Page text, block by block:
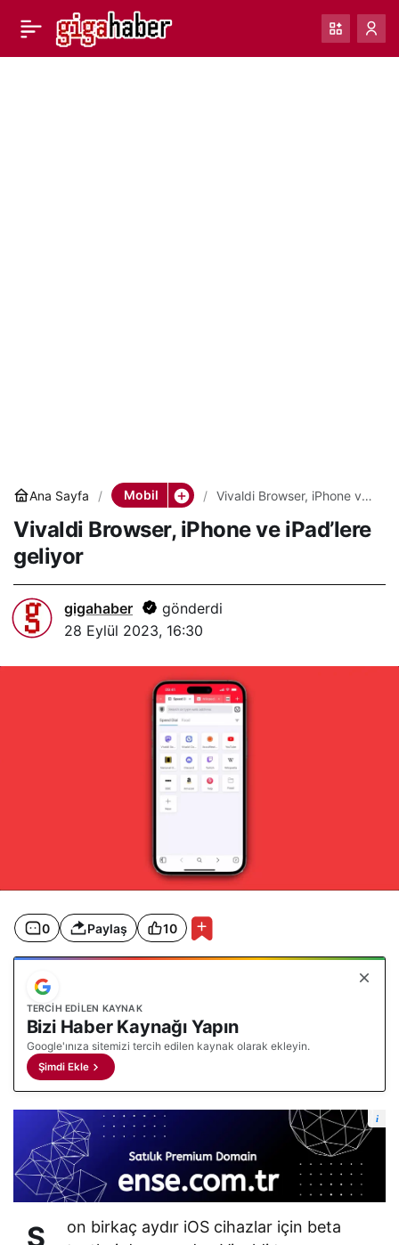
Ana Sayfa Mobil
Vivaldi Browser, iPhone ve
Vivaldi Browser, iPhone ve iPad’lere
geliyor
gigahaber
gönderdi
28 Eylül 2023, 16:30
0 Paylaş 10
TERCIH EDILEN KAYNAK
Bizi Haber Kaynağı Yapın
Google'ınıza sitemizi tercih edilen kaynak olarak ekleyin.
Şimdi Ekle
i
S
on birkaç aydır iOS cihazlar için beta
macOS Sonoma artık Paylaş